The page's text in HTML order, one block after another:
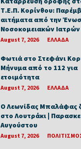
Τ.Ε.Π. Κορίνθου:
αιτήματα από την
Νοσοκομειακών Ιατρών
August 7, 2026 ΕΛΛΑΔΑ
Φωτιά στο Στεφάνι
Μήνυμα από το 112 για
ετοιμότητα
August 7, 2026 ΕΛΛΑΔΑ
Ο Λεωνίδας Μπαλάφας
στο Λουτράκι |
Αυγούστου
August 7, 2026